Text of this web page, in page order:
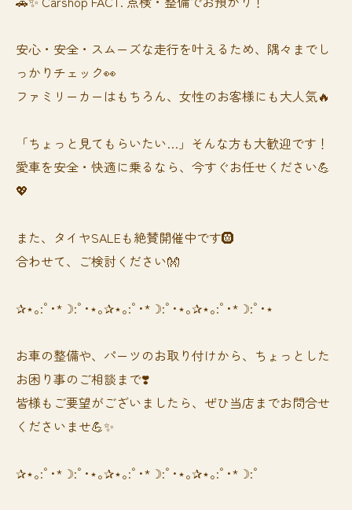
安心・安全・スムーズな走行を叶えるため、隅々までし
っかりチェック👀
ファミリーカーはもちろん、女性のお客様にも大人気🔥
「ちょっと見てもらいたい…」そんな方も大歓迎です！
愛車を安全・快適に乗るなら、今すぐお任せください💪
💖
また、タイヤSALEも絶賛開催中です🛞
合わせて、ご検討ください👐
✰⋆｡:ﾟ･*☽:ﾟ･⋆｡✰⋆｡:ﾟ･*☽:ﾟ･⋆｡✰⋆｡:ﾟ･*☽:ﾟ･⋆
お車の整備や、パーツのお取り付けから、ちょっとした
お困り事のご相談まで❣️
皆様もご要望がございましたら、ぜひ当店までお問合せ
くださいませ💪✨
✰⋆｡:ﾟ･*☽:ﾟ･⋆｡✰⋆｡:ﾟ･*☽:ﾟ･⋆｡✰⋆｡:ﾟ･*☽:ﾟ